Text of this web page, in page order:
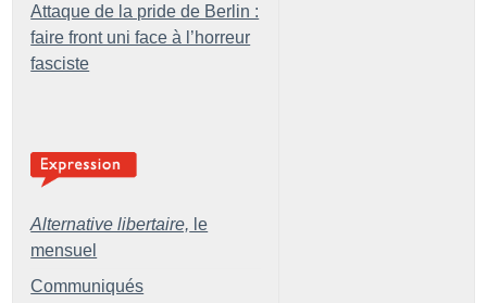
Attaque de la pride de Berlin :
faire front uni face à l’horreur
fasciste
Alternative libertaire, le
mensuel
Communiqués